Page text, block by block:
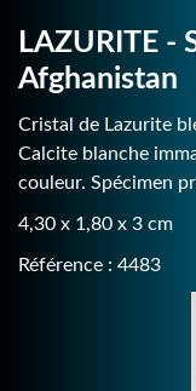
LAZURITE -
Afghanistan
Cristal de Lazurite
Calcite blanche
couleur. Spécimen
4,30 x 1,80 x 3 cm
Référence : 4483